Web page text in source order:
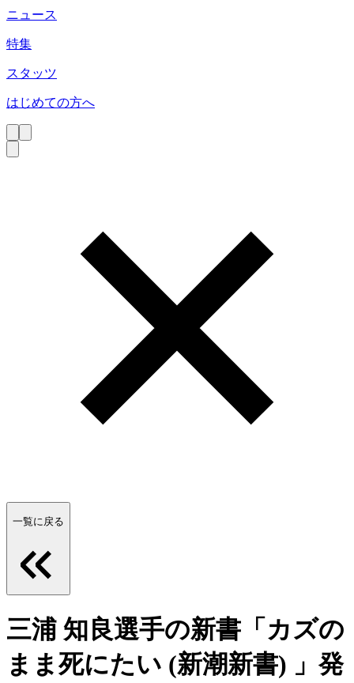
ニュース
特集
スタッツ
はじめての方へ
一覧に戻る
三浦 知良選手の新書「カズの
まま死にたい (新潮新書) 」発